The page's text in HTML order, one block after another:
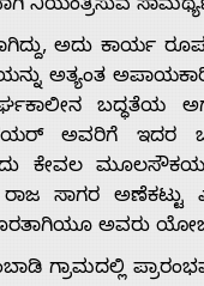
ನಿಯಂತ್ರಿಸುವ
ಅದು ಕಾರ್ಯ
ಅತ್ಯಂತ
ಬದ್ಧತೆಯ
ಒಡೆಯರ್ ಅವರಿಗೆ ಇದರ
ಕೇವಲ
ರಾಜ ಸಾಗರ
ಅವರು
ಗ್ರಾಮದಲ್ಲಿ